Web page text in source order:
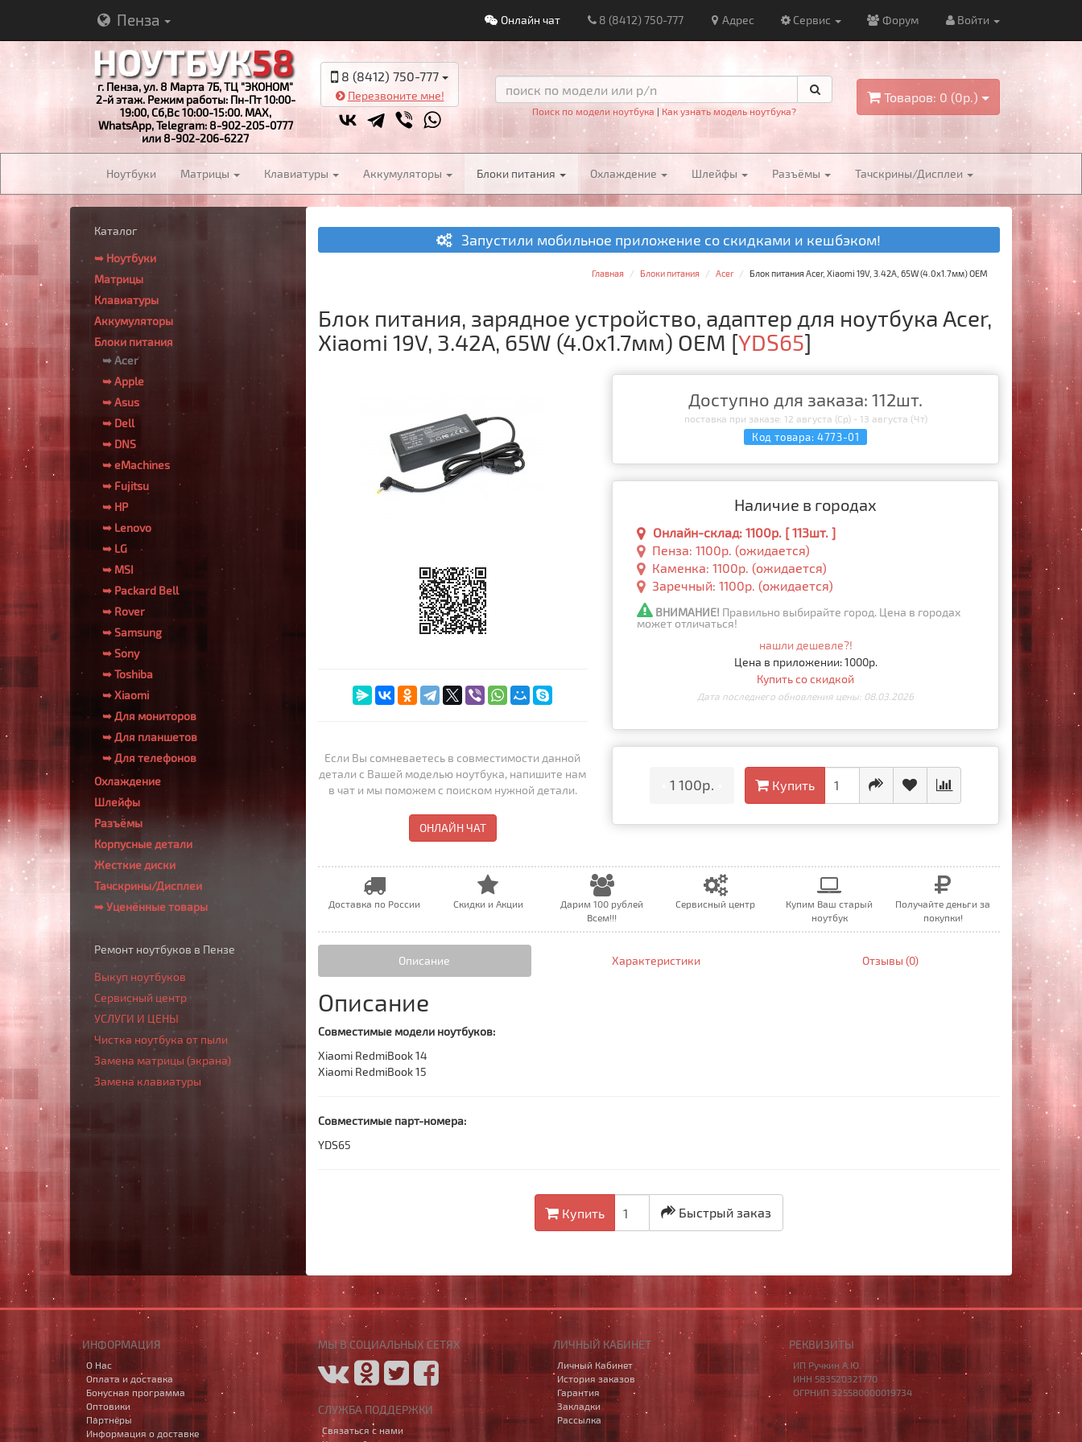
Пенза Онлайн чат 8 (8412) 750-777 Адрес Сервис Форум Войти
г. Пенза, ул. 8 Марта 7Б, ТЦ "ЭКОНОМ"
2-й этаж. Режим работы: Пн-Пт 10:00-
19:00, Сб,Вс 10:00-15:00. MAX,
WhatsApp, Telegram: 8-902-205-0777
или 8-902-206-6227
8 (8412) 750-777
Перезвоните мне!
Поиск по модели ноутбука | Как узнать модель ноутбука?
Товаров: 0 (0р.)
Ноутбуки Матрицы Клавиатуры Аккумуляторы Блоки питания Охлаждение Шлейфы Разъёмы Тачскрины/Дисплеи
Каталог
➥ Ноутбуки
Матрицы
Клавиатуры
Аккумуляторы
Блоки питания
➥ Acer
➥ Apple
➥ Asus
➥ Dell
➥ DNS
➥ eMachines
➥ Fujitsu
➥ HP
➥ Lenovo
➥ LG
➥ MSI
➥ Packard Bell
➥ Rover
➥ Samsung
➥ Sony
➥ Toshiba
➥ Xiaomi
➥ Для мониторов
➥ Для планшетов
➥ Для телефонов
Охлаждение
Шлейфы
Разъёмы
Корпусные детали
Жесткие диски
Тачскрины/Дисплеи
➥ Уценённые товары
Ремонт ноутбуков в Пензе
Выкуп ноутбуков
Сервисный центр
УСЛУГИ И ЦЕНЫ
Чистка ноутбука от пыли
Замена матрицы (экрана)
Замена клавиатуры
Запустили мобильное приложение со скидками и кешбэком!
Главная Блоки питания Acer Блок питания Acer, Xiaomi 19V, 3.42A, 65W (4.0x1.7мм) OEM
Блок питания, зарядное устройство, адаптер для ноутбука Acer,
Xiaomi 19V, 3.42A, 65W (4.0x1.7мм) OEM [YDS65]
Если Вы сомневаетесь в совместимости данной
детали с Вашей моделью ноутбука, напишите нам
в чат и мы поможем с поиском нужной детали.
ОНЛАЙН ЧАТ
Доступно для заказа: 112шт.
поставка при заказе: 12 августа (Ср) - 13 августа (Чт)
Код товара:4773-01
Наличие в городах
Онлайн-склад: 1100р. [ 113шт. ]
Пенза: 1100р. (ожидается)
Каменка: 1100р. (ожидается)
Заречный: 1100р. (ожидается)
ВНИМАНИЕ! Правильно выбирайте город. Цена в городах
может отличаться!
нашли дешевле?!
Цена в приложении: 1000р.
Купить со скидкой
Дата последнего обновления цены: 08.03.2026
1 100р. Купить
Доставка по России Скидки и Акции
Дарим 100 рублей
Всем!!!
Сервисный центр
Купим Ваш старый
ноутбук
Получайте деньги за
покупки!
Описание Характеристики Отзывы (0)
Описание
Совместимые модели ноутбуков:
Xiaomi RedmiBook 14
Xiaomi RedmiBook 15
Совместимые парт-номера:
YDS65
Купить Быстрый заказ
ИНФОРМАЦИЯ
О Нас
Оплата и доставка
Бонусная программа
Оптовики
Партнёры
Информация о доставке
МЫ В СОЦИАЛЬНЫХ СЕТЯХ
СЛУЖБА ПОДДЕРЖКИ
Связаться с нами
ЛИЧНЫЙ КАБИНЕТ
Личный Кабинет
История заказов
Гарантия
Закладки
Рассылка
РЕКВИЗИТЫ
ИП Ручкин А.Ю.
ИНН 583520321770
ОГРНИП 325580000019734